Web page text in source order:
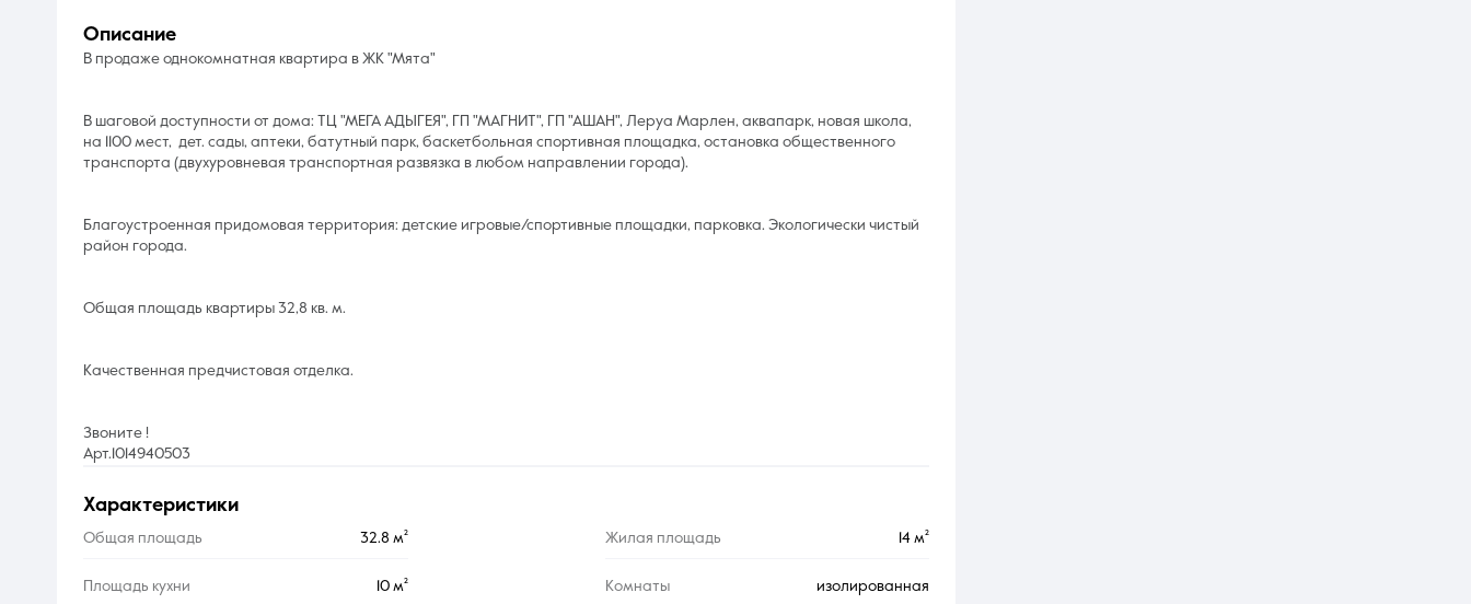
характеристики
Общая площадь 32.8 м² Жилая площадь 14 м²
Площадь кухни 10 м² Комнаты изолированная
описание
В продаже однокомнатная квартира в ЖК "Мята"
В шаговой доступности от дома: ТЦ "МЕГА АДЫГЕЯ", ГП "МАГНИТ", ГП "АШАН", Леруа Марлен, аквапарк, новая школа,
на 1100 мест, дет. сады, аптеки, батутный парк, баскетбольная спортивная площадка, остановка общественного
транспорта (двухуровневая транспортная развязка в любом направлении города).
Благоустроенная придомовая территория: детские игровые/спортивные площадки, парковка. Экологически чистый
район города.
Общая площадь квартиры 32,8 кв. м.
Качественная предчистовая отделка.
Звоните !
Арт.1014940503